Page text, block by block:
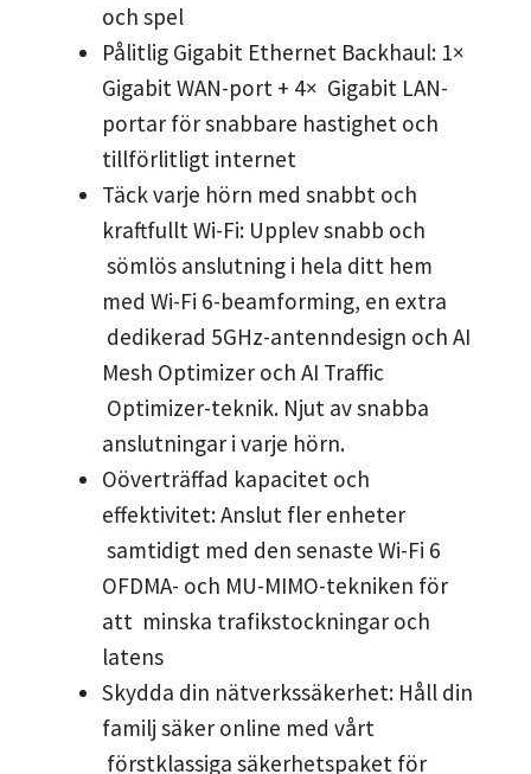
och spel
Pålitlig Gigabit Ethernet Backhaul: 1×
Gigabit WAN-port + 4× Gigabit LAN-
portar för snabbare hastighet och
tillförlitligt internet
Täck varje hörn med snabbt och
kraftfullt Wi-Fi: Upplev snabb och
sömlös anslutning i hela ditt hem
med Wi-Fi 6-beamforming, en extra
dedikerad 5GHz-antenndesign och AI
Mesh Optimizer och AI Traffic
Optimizer-teknik. Njut av snabba
anslutningar i varje hörn.
Oöverträffad kapacitet och
effektivitet: Anslut fler enheter
samtidigt med den senaste Wi-Fi 6
OFDMA- och MU-MIMO-tekniken för
att minska trafikstockningar och
latens
Skydda din nätverkssäkerhet: Håll din
familj säker online med vårt
förstklassiga säkerhetspaket för